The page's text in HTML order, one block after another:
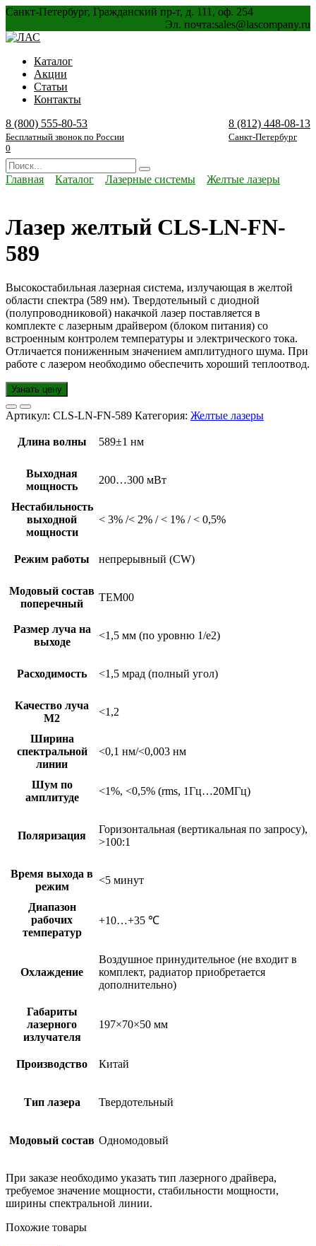
Перейти
содержанию
Санкт-Петербург, Гражданский пр-т, д. 111, оф. 254
Эл. почта:sales@lascompany.ru
Каталог
Акции
Статьи
Контакты
8 (800) 555-80-53
Бесплатный звонок по России
8 (812) 448-08-13
Санкт-Петербург
0
Search
for:
Главная Каталог Лазерные системы Желтые лазеры
Лазер желтый CLS-LN-FN-
589
Высокостабильная лазерная система, излучающая в желтой
области спектра (589 нм). Твердотельный с диодной
(полупроводниковой) накачкой лазер поставляется в
комплекте с лазерным драйвером (блоком питания) со
встроенным контролем температуры и электрического тока.
Отличается пониженным значением амплитудного шума. При
работе с лазером необходимо обеспечить хороший теплоотвод.
Узнать цену
Артикул: CLS-LN-FN-589 Категория: Желтые лазеры
Длина волны 589±1 нм
Выходная
мощность
200…300 мВт
Нестабильность
выходной
мощности
< 3% /< 2% / < 1% / < 0,5%
Режим работы непрерывный (CW)
Модовый состав
поперечный
TEM00
Размер луча на
выходе
<1,5 мм (по уровню 1/e2)
Расходимость <1,5 мрад (полный угол)
Качество луча
М2
<1,2
Ширина
спектральной
линии
<0,1 нм/<0,003 нм
Шум по
амплитуде
<1%, <0,5% (rms, 1Гц…20МГц)
Поляризация
Горизонтальная (вертикальная по запросу),
>100:1
Время выхода в
режим
<5 минут
Диапазон
рабочих
температур
+10…+35 ℃
Охлаждение
Воздушное принудительное (не входит в
комплект, радиатор приобретается
дополнительно)
Габариты
лазерного
излучателя
197×70×50 мм
Производство Китай
Тип лазера Твердотельный
Модовый состав Одномодовый
При заказе необходимо указать тип лазерного драйвера,
требуемое значение мощности, стабильности мощности,
ширины спектральной линии.
Похожие товары